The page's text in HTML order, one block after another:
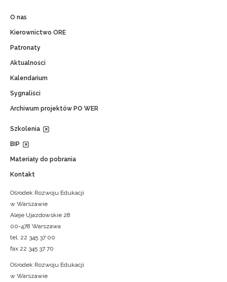
O nas
Kierownictwo ORE
Patronaty
Aktualności
Kalendarium
Sygnaliści
Archiwum projektów PO WER
Szkolenia
BIP
Materiały do pobrania
Kontakt
Ośrodek Rozwoju Edukacji
w Warszawie
Aleje Ujazdowskie 28
00-478 Warszawa
tel. 22 345 37 00
fax 22 345 37 70
Ośrodek Rozwoju Edukacji
w Warszawie